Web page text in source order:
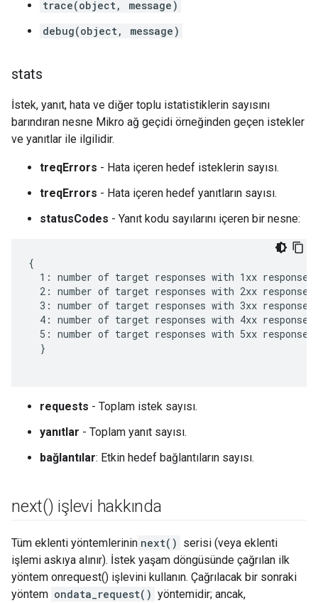
trace(object, message)
debug(object, message)
stats
İstek, yanıt, hata ve diğer toplu istatistiklerin sayısını
barındıran nesne Mikro ağ geçidi örneğinden geçen istekler
ve yanıtlar ile ilgilidir.
treqErrors - Hata içeren hedef isteklerin sayısı.
treqErrors - Hata içeren hedef yanıtların sayısı.
statusCodes - Yanıt kodu sayılarını içeren bir nesne:
{
1: number of target responses with 1xx response
2: number of target responses with 2xx response
3: number of target responses with 3xx response
4: number of target responses with 4xx response
5: number of target responses with 5xx response
  }
requests - Toplam istek sayısı.
yanıtlar - Toplam yanıt sayısı.
bağlantılar: Etkin hedef bağlantıların sayısı.
next() işlevi hakkında
Tüm eklenti yöntemlerinin next() serisi (veya eklenti
işlemi askıya alınır). İstek yaşam döngüsünde çağrılan ilk
yöntem onrequest() işlevini kullanın. Çağrılacak bir sonraki
yöntem ondata_request() yöntemidir; ancak,